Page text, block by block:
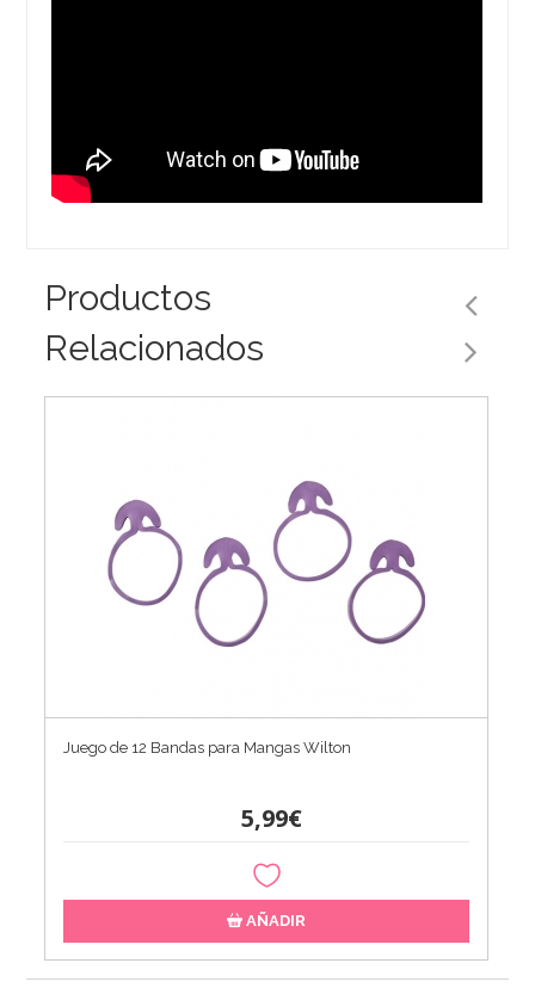
Productos
Relacionados
Juego de 12 Bandas para Mangas Wilton
5,99€
AÑADIR